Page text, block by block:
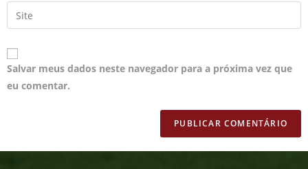
Salvar meus dados neste navegador para a próxima vez que
eu comentar.